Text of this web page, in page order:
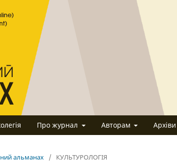
Про журнал Авторам Архіви
альманах / КУЛЬТУРОЛОГІЯ